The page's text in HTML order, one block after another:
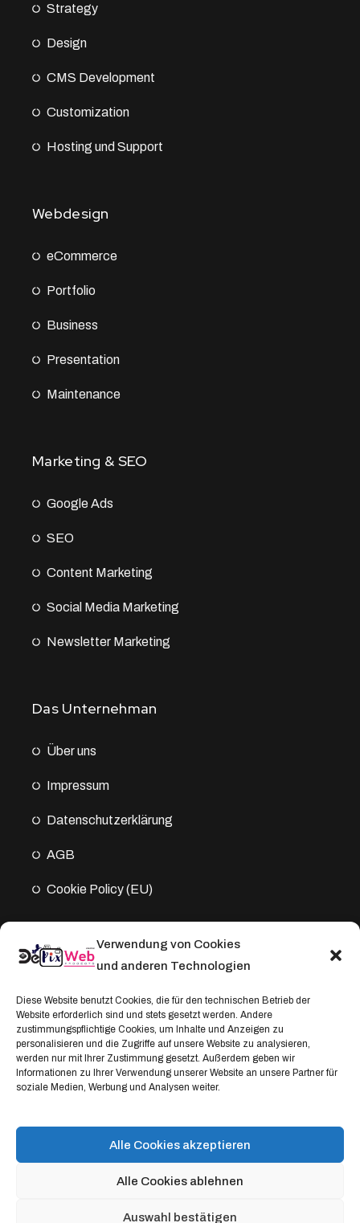
Verwendung von Cookies
und anderen Technologien
Diese Website benutzt Cookies, die für den technischen Betrieb der
Website erforderlich sind und stets gesetzt werden. Andere
zustimmungspflichtige Cookies, um Inhalte und Anzeigen zu
personalisieren und die Zugriffe auf unsere Website zu analysieren,
werden nur mit Ihrer Zustimmung gesetzt. Außerdem geben wir
Informationen zu Ihrer Verwendung unserer Website an unsere Partner für
soziale Medien, Werbung und Analysen weiter.
Alle Cookies akzeptieren
Alle Cookies ablehnen
Auswahl bestätigen
Strategy
Design
CMS Development
Customization
Hosting und Support
Webdesign
eCommerce
Portfolio
Business
Presentation
Maintenance
Marketing & SEO
Google Ads
SEO
Content Marketing
Social Media Marketing
Newsletter Marketing
Das Unternehman
Über uns
Impressum
Datenschutz­erklärung
AGB
Cookie Policy (EU)
Kontakt
Address:
Windthorststraße 20
48153 Münster, Deutschland
WhatsApp:
+4917664335685
Email
service@depixweb.de